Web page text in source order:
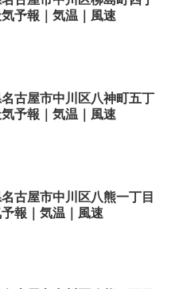
気予報｜気温｜風速
古屋市中川区八神町五丁
気予報｜気温｜風速
古屋市中川区八熊一丁目
報｜気温｜風速